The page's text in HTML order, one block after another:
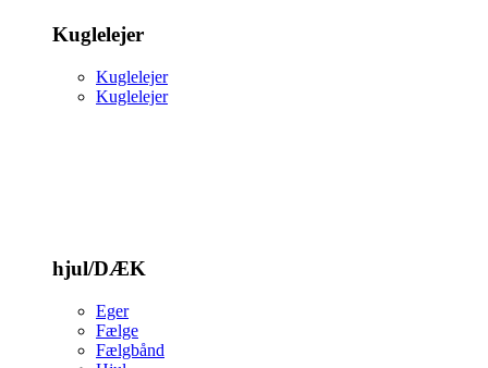
Kuglelejer
Kuglelejer
Kuglelejer
hjul/DÆK
Eger
Fælge
Fælgbånd